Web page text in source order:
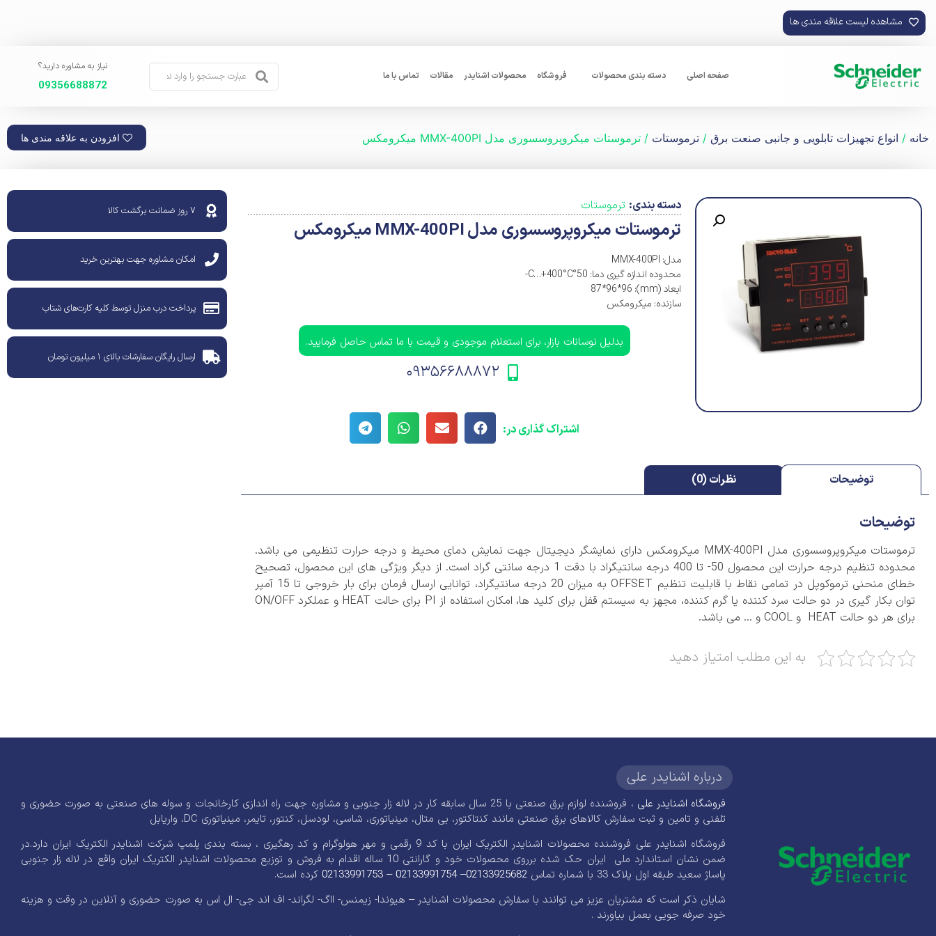
مشاهده لیست علاقه مندی ها
صفحه اصلی دسته بندی محصولات
کلید مینیاتوری DC
کلید مینیاتوری اف اند جی DC
کلید مینیاتوری تکفاز اشنایدر AC
کلید مینیاتوری تکفاز اشنایدر DC
کلید مینیاتوری 2پل اشنایدر دو فاز DC-
AC
کلید مینیاتوری سه فاز اشنایدر
کلید مینیاتوری ۴ پل اشنایدر
کلید مینیاتوری هیوندا اصل کره
کلید اتوماتیک هیوندا کره (HYUNDAI)
کلید اتوماتیک LS کره
کلید اتوماتیک یونولیک (Unelec)
کلید اتوماتیک اشنایدر (Schneider)
کلید محافظ جان ۲پل
کلید محافظ جان ترکیبی ۲ پل
کلید محافظ جان ترکیبی ۴ پل
کلید حرارتی هیوندا
کلید حرارتی آاگ (AEG)
کلید حرارتی اشنایدر
فروشگاه محصولات اشنایدر مقالات تماس با ما
نیاز به مشاوره دارید؟
09356688872
خانه / انواع تجهیزات تابلویی و جانبی صنعت برق / ترموستات / ترموستات میکروپروسسوری مدل MMX-400PI میکرومکس افزودن به علاقه مندی ها
دسته بندی: ترموستات
ترموستات میکروپروسسوری مدل MMX-400PI میکرومکس
مدل: MMX-400PI
محدوده اندازه گیری دما: 50°C…+400°C-
ابعاد (mm): 87*96*96
سازنده: میکرومکس
بدلیل نوسانات بازار، برای استعلام موجودی و قیمت با ما تماس حاصل فرمایید.
۰۹۳۵۶۶۸۸۸۷۲
اشتراک گذاری در:
توضیحات نظرات (0)
توضیحات
ترموستات میکروپروسسوری مدل MMX-400PI میکرومکس دارای نمایشگر دیجیتال جهت نمایش دمای محیط و درجه حرارت تنظیمی می باشد.
محدوده تنظیم درجه حرارت این محصول 50- تا 400 درجه سانتیگراد با دقت 1 درجه سانتی گراد است. از دیگر ویژگی های این محصول، تصحیح
خطای منحنی ترموکوپل در تمامی نقاط با قابلیت تنظیم OFFSET به میزان 20 درجه سانتیگراد، توانایی ارسال فرمان برای بار خروجی تا 15 آمپر
توان بکار گیری در دو حالت سرد کننده یا گرم کننده، مجهز به سیستم قفل برای کلید ها، امکان استفاده از PI برای حالت HEAT و عملکرد ON/OFF
برای هر دو حالت HEAT و COOL و … می باشد.
به این مطلب امتیاز دهید
۷ روز ضمانت برگشت کالا
امکان مشاوره جهت بهترین خرید
پرداخت درب منزل توسط کلیه کارت‌های شتاب
ارسال رایگان سفارشات بالای ۱ میلیون تومان
درباره اشنایدر علی
فروشگاه اشنایدر علی
، فروشنده لوازم برق صنعتی با 25 سال سابقه کار در لاله زار جنوبی و مشاوره جهت راه اندازی کارخانجات و سوله های صنعتی به صورت حضوری و
تلفنی و تامین و ثبت سفارش کالاهای برق صنعتی مانند کنتاکتور، بی متال، مینیاتوری، شاسی، لودسل، کنتور، تایمر، مینیاتوری DC، واریابل
فروشگاه اشنایدر علی فروشنده محصولات اشنایدر الکتریک ایران با کد 9 رقمی و مهر هولوگرام و کد رهگیری ، بسته بندی پلمپ شرکت اشنایدر الکتریک ایران دارد.در
ضمن نشان استاندارد ملی ایران حک شده برروی محصولات خود و گارانتی 10 ساله اقدام به فروش و توزیع محصولات اشنایدر الکتریک ایران واقع در لاله زار جنوبی
پاساژ سعید طبقه اول پلاک 33 با شماره تماس
02133925682
–
02133991754
–
02133991753 کرده است.
شایان ذکر است که مشتریان عزیز می توانند با سفارش محصولات اشنایدر – هیوندا- زیمنس- ااگ- لگراند- اف اند جی- ال اس به صورت حضوری و آنلاین در وقت و هزینه
خود صرفه جویی بعمل بیاورند .